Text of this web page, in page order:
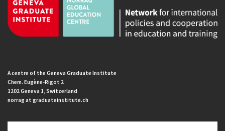
A centre of the Geneva Graduate Institute
Chem. Eugène-Rigot 2
1202 Geneva 1, Switzerland
norrag at graduateinstitute.ch